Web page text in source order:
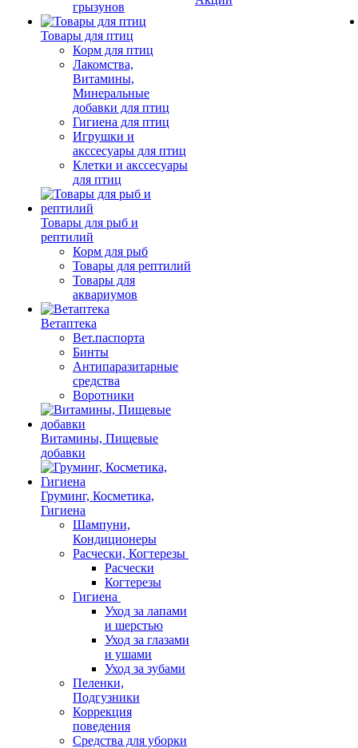
грызунов
Товары для птиц
Корм для птиц
Лакомства,
Витамины,
Минеральные
добавки для птиц
Гигиена для птиц
Игрушки и
акссесуары для птиц
Клетки и акссесуары
для птиц
Товары для рыб и
рептилий
Корм для рыб
Товары для рептилий
Товары для
аквариумов
Ветаптека
Вет.паспорта
Бинты
Антипаразитарные
средства
Воротники
Витамины, Пищевые
добавки
Груминг, Косметика,
Гигиена
Шампуни,
Кондиционеры
Расчески, Когтерезы
Расчески
Когтерезы
Гигиена
Уход за лапами
и шерстью
Уход за глазами
и ушами
Уход за зубами
Пеленки,
Подгузники
Коррекция
поведения
Средства для уборки